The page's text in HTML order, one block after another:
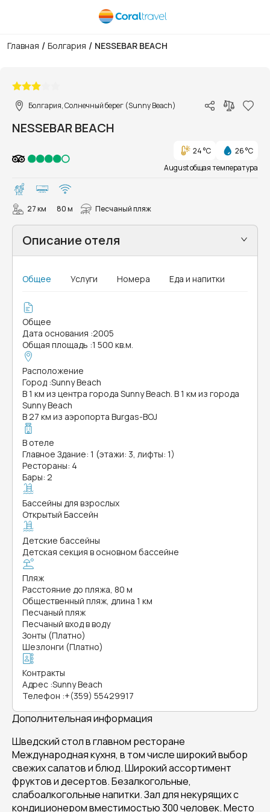
Главная / Болгария / NESSEBAR BEACH
Болгария, Солнечный берег (Sunny Beach)
NESSEBAR BEACH
24 °C
26 °C
August общая температура
27 км 80 м Песчаный пляж
Описание отеля
Общее Услуги Номера Еда и напитки
Общее
Дата основания :2005
Общая площадь :1 500 кв.м.
Расположение
Город :Sunny Beach
В 1 км из центра города Sunny Beach. В 1 км из города
Sunny Beach
В 27 км из аэропорта Burgas-BOJ
В отеле
Главное Здание: 1 (этажи: 3, лифты: 1)
Рестораны: 4
Бары: 2
Бассейны для взрослых
Открытый Бассейн
Детские бассейны
Детская секция в основном бассейне
Пляж
Расстояние до пляжа, 80 м
Общественный пляж, длина 1 км
Песчаный пляж
Песчаный вход в воду
Зонты (Платно)
Шезлонги (Платно)
Контракты
Адрес :Sunny Beach
Телефон :+(359) 55429917
Дополнительная информация
Шведский стол в главном ресторане
Международная кухня, в том числе широкий выбор
свежих салатов и блюд. Широкий ассортимент
фруктов и десертов. Безалкогольные,
слабоалкогольные напитки. Зал для некурящих с
кондиционером вместимостью 300 человек. Место